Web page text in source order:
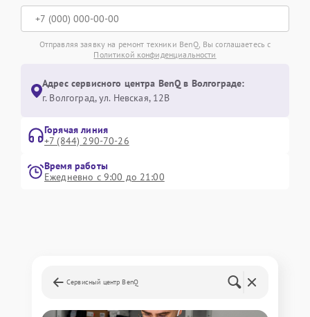
Отправляя заявку на ремонт техники BenQ, Вы соглашаетесь с
Политикой конфиденциальности
Адрес сервисного центра BenQ в Волгограде:
г. Волгоград, ул. Невская, 12В
Горячая линия
+7 (844) 290-70-26
Время работы
Ежедневно с 9:00 до 21:00
Сервисный центр BenQ